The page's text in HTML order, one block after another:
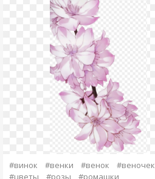
#винок #венки #венок
#веночек